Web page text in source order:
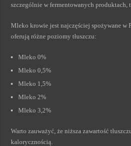
szczególnie w fermentowanych
Mleko krowie jest najczęściej spożywane w
oferują różne poziomy tłuszczu:
Mleko 0%
Mleko 0,5%
Mleko 1,5%
Mleko 2%
Mleko 3,2%
Warto zauważyć, że niższa zawartość
kalorycznością.